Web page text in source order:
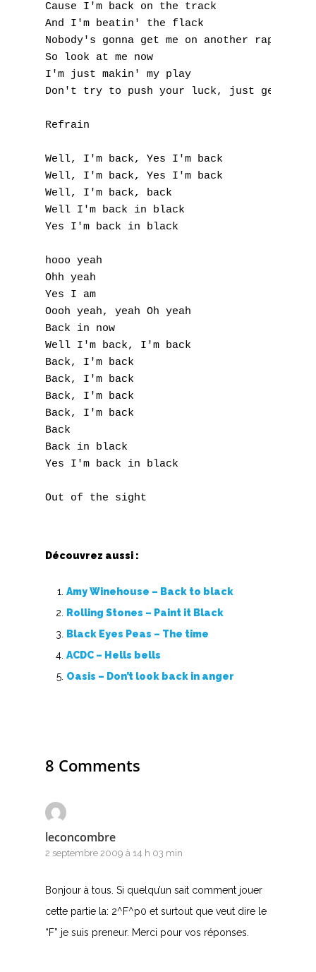
Cause I'm back on the track
And I'm beatin' the flack
Nobody's gonna get me on another rap
So look at me now
I'm just makin' my play
Don't try to push your luck, just get out
Refrain
Well, I'm back, Yes I'm back
Well, I'm back, Yes I'm back
Well, I'm back, back
Well I'm back in black
Yes I'm back in black
hooo yeah
Ohh yeah
Yes I am
Oooh yeah, yeah Oh yeah
Back in now
Well I'm back, I'm back
Back, I'm back
Back, I'm back
Back, I'm back
Back, I'm back
Back
Back in black
Yes I'm back in black
Découvrez aussi :
Amy Winehouse – Back to black
Rolling Stones – Paint it Black
Black Eyes Peas – The time
ACDC – Hells bells
Oasis – Don’t look back in anger
8 Comments
leconcombre
2 septembre 2009 à 14 h 03 min
Bonjour à tous. Si quelqu’un sait comment jouer
cette partie la: 2^F^p0 et surtout que veut dire le
“F” je suis preneur. Merci pour vos réponses.
A
B
C
J